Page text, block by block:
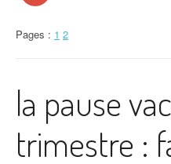
Pages : 1 2
la pause
trimestre :